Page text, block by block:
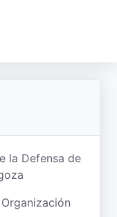
la Defensa de